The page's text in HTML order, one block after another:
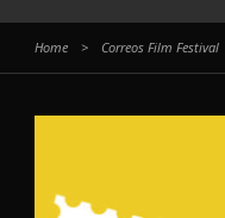
Home > Correos Film Festival